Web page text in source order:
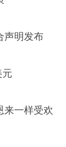
声明发布
来一样受欢